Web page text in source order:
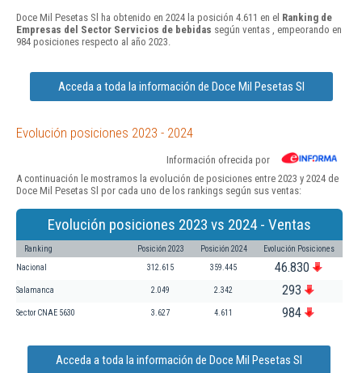
Doce Mil Pesetas Sl ha obtenido en 2024 la posición 4.611 en el Ranking de
Empresas del Sector Servicios de bebidas según ventas , empeorando en
984 posiciones respecto al año 2023.
Acceda a toda la información de Doce Mil Pesetas Sl
Evolución posiciones 2023 - 2024
Información ofrecida por
A continuación le mostramos la evolución de posiciones entre 2023 y 2024 de
Doce Mil Pesetas Sl por cada uno de los rankings según sus ventas:
Evolución posiciones 2023 vs 2024 - Ventas
Ranking Posición 2023 Posición 2024 Evolución Posiciones
Nacional 312.615 359.445 46.830
Salamanca 2.049 2.342 293
Sector CNAE 5630 3.627 4.611 984
Acceda a toda la información de Doce Mil Pesetas Sl